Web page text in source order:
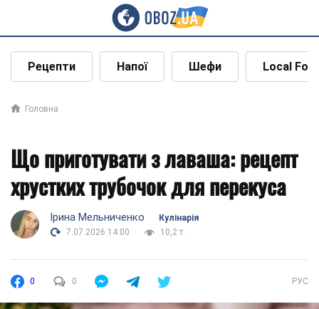
Рецепти Напої Шефи Local
Головна
Що приготувати з лаваша: рецепт
хрустких трубочок для перекуса
Ірина Мельниченко
Кулінарія
7.07.2026 14:00
10,2 т.
0 0 РУС